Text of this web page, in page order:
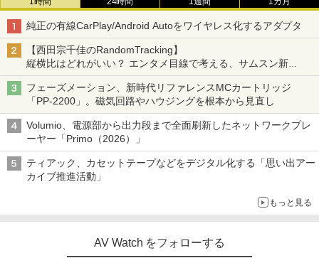
純正の有線CarPlay/Android Autoをワイヤレス化するアダプタ
【西田宗千佳のRandomTracking】
縦横比はどれがいい？ エンタメ目線で考える、サムスン新
「Galaxy Z Fold」
フェーズメーション、新時代リファレンスMCカートリッジ
「PP-2200」。磁気回路やハウジングを根本から見直し
Volumio、電源部から出力段まで全面刷新したネットワークプレ
ーヤー「Primo（2026）」
ティアック、カセットテープなどをデジタル化する「思い出アー
カイブ推進活動」
もっと見る
AV Watch をフォローする